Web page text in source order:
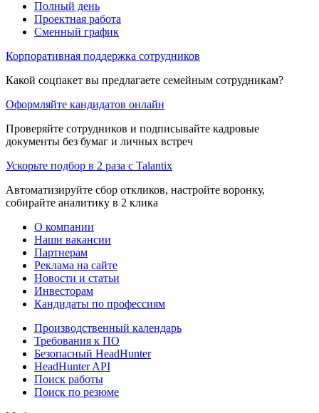
Полный день
Проектная работа
Сменный график
Корпоративная поддержка сотрудников
Какой соцпакет вы предлагаете семейным сотрудникам?
Оформляйте кандидатов онлайн
Проверяйте сотрудников и подписывайте кадровые
документы без бумаг и личных встреч
Ускорьте подбор в 2 раза с Talantix
Автоматизируйте сбор откликов, настройте воронку,
собирайте аналитику в 2 клика
О компании
Наши вакансии
Партнерам
Реклама на сайте
Новости и статьи
Инвесторам
Кандидаты по профессиям
Производственный календарь
Требования к ПО
Безопасный HeadHunter
HeadHunter API
Поиск работы
Поиск по резюме